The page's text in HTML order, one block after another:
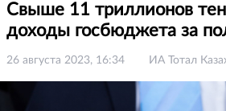
Свыше 11 триллионов
доходы госбюджета за
26 августа 2023, 16:34 ИА Тотал